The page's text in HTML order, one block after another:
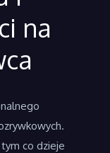
na
co dzieje